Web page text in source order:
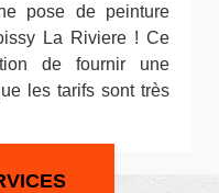
pose de peinture
La Riviere ! Ce
de fournir une
les tarifs sont très